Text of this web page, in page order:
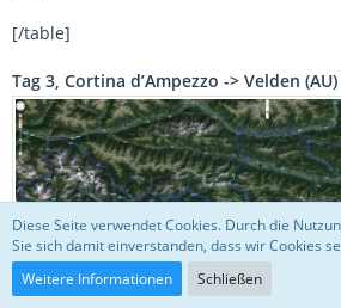
[/table]
Tag 3, Cortina d’Ampezzo -> Velden
[table='width: 500']
[tr]
Diese Seite verwendet Cookies. Durch die
Sie sich damit einverstanden, dass wir Cookies
Weitere Informationen
Schließen